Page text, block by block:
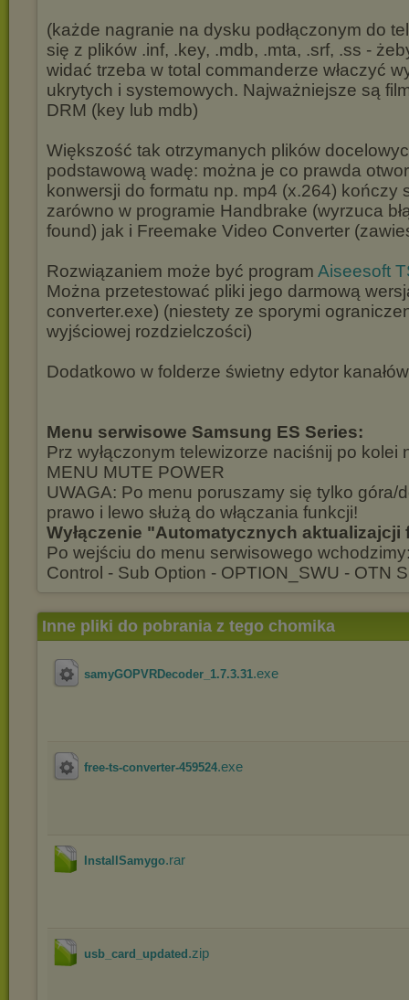
(każde nagranie na dysku podłączonym do
się z plików .inf, .key, .mdb, .mta, .srf, .ss -
widać trzeba w total commanderze właczyć
ukrytych i systemowych. Najważniejsze są
DRM (key lub mdb)
Większość tak otrzymanych plików
podstawową wadę: można je co prawda
konwersji do formatu np. mp4 (x.264) kończy
zarówno w programie Handbrake (wyrzuca
found) jak i Freemake Video Converter
Rozwiązaniem może być program Aiseesoft
Można przetestować pliki jego darmową
converter.exe) (niestety ze sporymi
wyjściowej rozdzielczości)
Dodatkowo w folderze świetny edytor
Menu serwisowe Samsung ES Series:
Prz wyłączonym telewizorze naciśnij po kolei
MENU MUTE POWER
UWAGA: Po menu poruszamy się tylko góra/
prawo i lewo służą do włączania funkcji!
Wyłączenie "Automatycznych aktualizajcji
Po wejściu do menu serwisowego
Control - Sub Option - OPTION_SWU - OTN
Inne pliki do pobrania z tego chomika
samyGOPVRDecoder_1.7.3.31.exe
free-ts-converter-459524.exe
InstallSamygo.rar
usb_card_updated .zip